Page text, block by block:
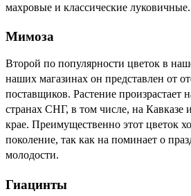
махровые и классические луковичные.
Мимоза
Второй по популярности цветок в
наших магазинах он представлен от
поставщиков. Растение
странах СНГ, в том числе, на Кавказе
крае. Преимущественно этот цветок
поколение, так как на поминает о
молодости.
Гиацинты